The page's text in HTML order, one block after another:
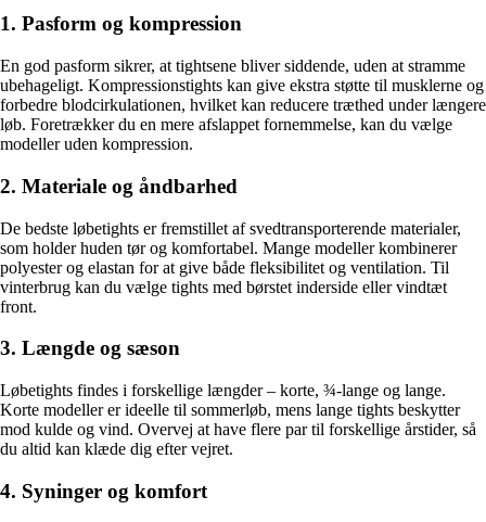
1. Pasform og kompression
En god pasform sikrer, at tightsene bliver siddende, uden at stramme
ubehageligt. Kompressionstights kan give ekstra støtte til musklerne og
forbedre blodcirkulationen, hvilket kan reducere træthed under længere
løb. Foretrækker du en mere afslappet fornemmelse, kan du vælge
modeller uden kompression.
2. Materiale og åndbarhed
De bedste løbetights er fremstillet af svedtransporterende materialer,
som holder huden tør og komfortabel. Mange modeller kombinerer
polyester og elastan for at give både fleksibilitet og ventilation. Til
vinterbrug kan du vælge tights med børstet inderside eller vindtæt
front.
3. Længde og sæson
Løbetights findes i forskellige længder – korte, ¾-lange og lange.
Korte modeller er ideelle til sommerløb, mens lange tights beskytter
mod kulde og vind. Overvej at have flere par til forskellige årstider, så
du altid kan klæde dig efter vejret.
4. Syninger og komfort